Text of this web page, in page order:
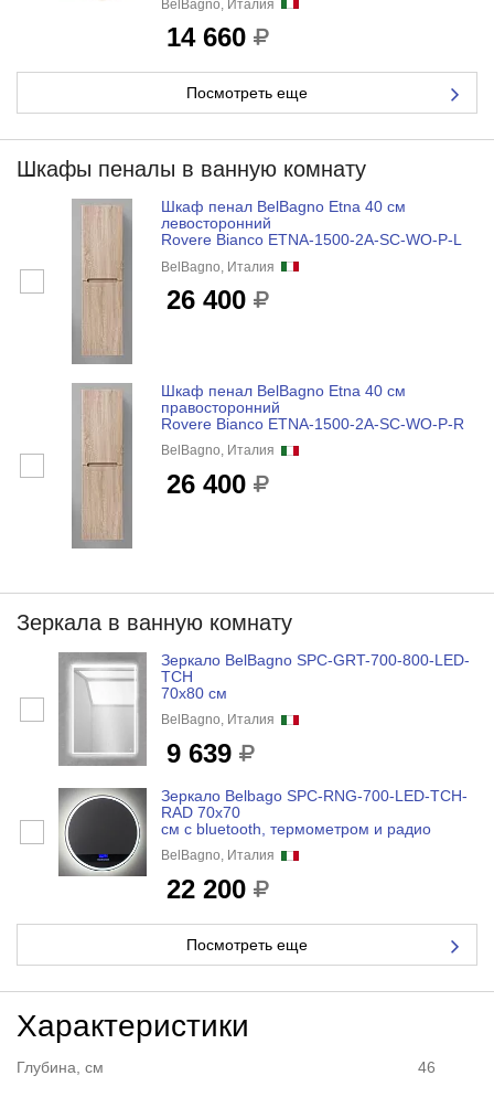
BelBagno, Италия
14 660
Посмотреть еще
Шкафы пеналы в ванную комнату
Шкаф пенал BelBagno Etna 40 см
левосторонний
Rovere Bianco ETNA-1500-2A-SC-WO-P-L
BelBagno, Италия
26 400
Шкаф пенал BelBagno Etna 40 см
правосторонний
Rovere Bianco ETNA-1500-2A-SC-WO-P-R
BelBagno, Италия
26 400
Зеркала в ванную комнату
Зеркало BelBagno SPC-GRT-700-800-LED-
TCH
70x80 см
BelBagno, Италия
9 639
Зеркало Belbago SPC-RNG-700-LED-TCH-
RAD 70x70
см с bluetooth, термометром и радио
BelBagno, Италия
22 200
Посмотреть еще
Характеристики
Глубина, см 46